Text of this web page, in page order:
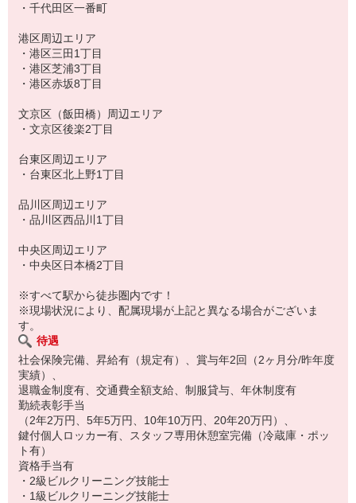
・千代田区一番町
港区周辺エリア
・港区三田1丁目
・港区芝浦3丁目
・港区赤坂8丁目
文京区（飯田橋）周辺エリア
・文京区後楽2丁目
台東区周辺エリア
・台東区北上野1丁目
品川区周辺エリア
・品川区西品川1丁目
中央区周辺エリア
・中央区日本橋2丁目
※すべて駅から徒歩圏内です！
※現場状況により、配属現場が上記と異なる場合がございま
す。
待遇
社会保険完備、昇給有（規定有）、賞与年2回（2ヶ月分/昨年度
実績）、
退職金制度有、交通費全額支給、制服貸与、年休制度有
勤続表彰手当
（2年2万円、5年5万円、10年10万円、20年20万円）、
鍵付個人ロッカー有、スタッフ専用休憩室完備（冷蔵庫・ポッ
ト有）
資格手当有
・2級ビルクリーニング技能士
・1級ビルクリーニング技能士